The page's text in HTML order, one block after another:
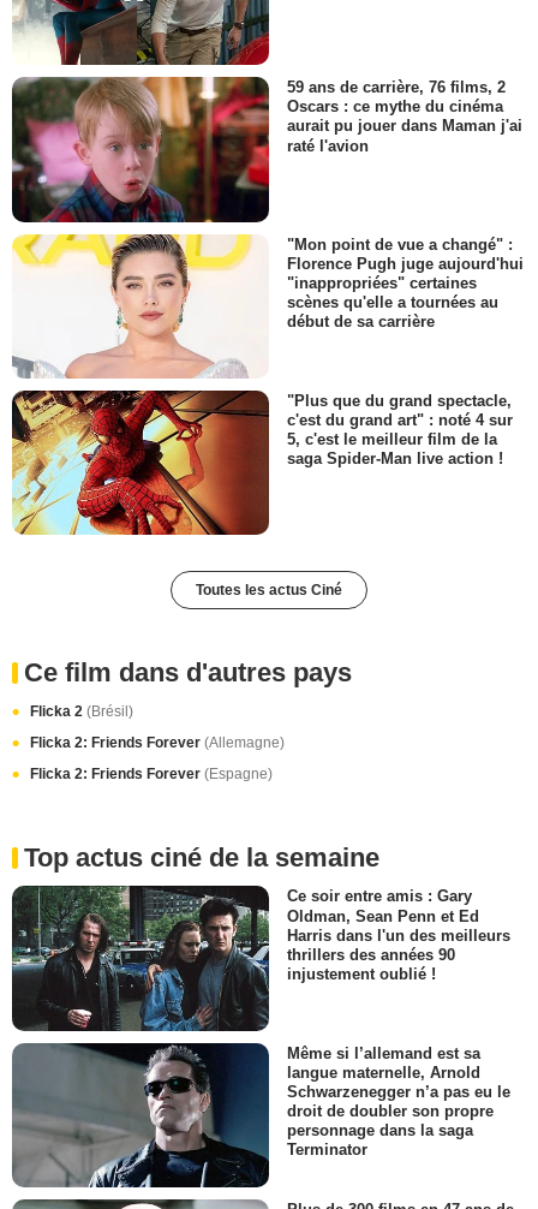
59 ans de carrière, 76 films, 2
Oscars : ce mythe du cinéma
aurait pu jouer dans Maman j'ai
raté l'avion
"Mon point de vue a changé" :
Florence Pugh juge aujourd'hui
"inappropriées" certaines
scènes qu'elle a tournées au
début de sa carrière
"Plus que du grand spectacle,
c'est du grand art" : noté 4 sur
5, c'est le meilleur film de la
saga Spider-Man live action !
Toutes les actus Ciné
Ce film dans d'autres pays
Flicka 2 (Brésil)
Flicka 2: Friends Forever (Allemagne)
Flicka 2: Friends Forever (Espagne)
Top actus ciné de la semaine
Ce soir entre amis : Gary
Oldman, Sean Penn et Ed
Harris dans l'un des meilleurs
thrillers des années 90
injustement oublié !
Même si l’allemand est sa
langue maternelle, Arnold
Schwarzenegger n’a pas eu le
droit de doubler son propre
personnage dans la saga
Terminator